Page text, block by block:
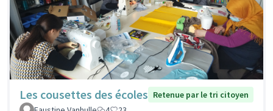
Les cousettes des écoles Retenue par le tri citoyen